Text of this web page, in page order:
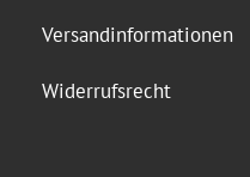
Versandinformationen
Widerrufsrecht